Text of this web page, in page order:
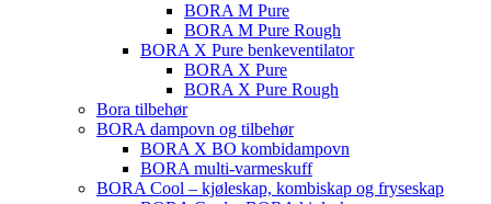
BORA M Pure
BORA M Pure Rough
BORA X Pure benkeventilator
BORA X Pure
BORA X Pure Rough
Bora tilbehør
BORA dampovn og tilbehør
BORA X BO kombidampovn
BORA multi-varmeskuff
BORA Cool – kjøleskap, kombiskap og fryseskap